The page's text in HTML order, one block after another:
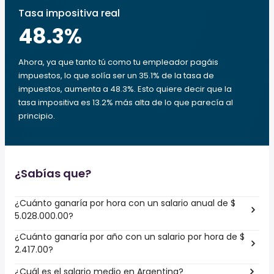
Tasa impositiva real
48.3%
Ahora, ya que tanto tú como tu empleador pagáis
impuestos, lo que solía ser un 35.1% de la tasa de
impuestos, aumenta a 48.3%. Esto quiere decir que la
tasa impositiva es 13.2% más alta de lo que parecía al
principio.
¿Sabías que?
¿Cuánto ganaría por hora con un salario anual de $
5.028.000.00?
¿Cuánto ganaría por año con un salario por hora de $
2.417.00?
¿Cuál es el salario medio en Argentina?